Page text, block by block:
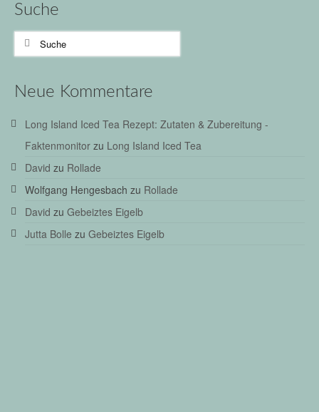
Suche
Suche
nach:
Neue Kommentare
Long Island Iced Tea Rezept: Zutaten & Zubereitung -
Faktenmonitor zu Long Island Iced Tea
David zu Rollade
Wolfgang Hengesbach zu Rollade
David zu Gebeiztes Eigelb
Jutta Bolle zu Gebeiztes Eigelb